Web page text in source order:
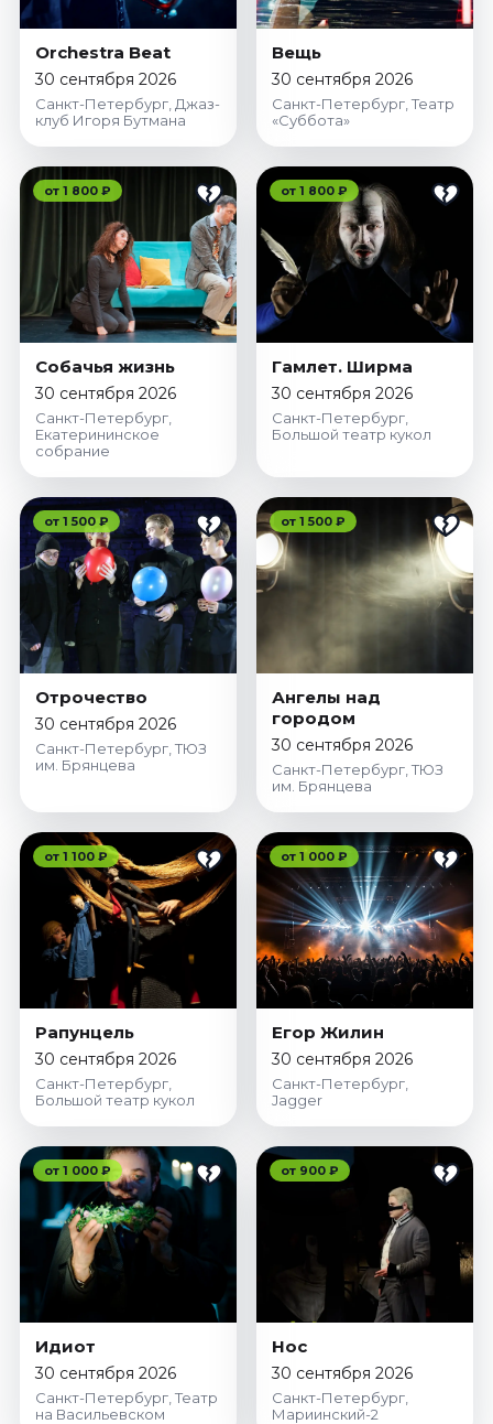
Ноябрь 2026
Спорт
Август 2026
Сентябрь 2026
Декабрь 2026
События
Август 2026
Сентябрь 2026
Октябрь 2026
Ноябрь 2026
Декабрь 2026
Январь 2027
Orchestra Beat
30 сентября 2026
Санкт-Петербург, Джаз-
клуб Игоря Бутмана
Вещь
30 сентября 2026
Санкт-Петербург, Театр
«Суббота»
от 1 800 ₽
Собачья жизнь
30 сентября 2026
Санкт-Петербург,
Екатерининское
собрание
от 1 800 ₽
Гамлет. Ширма
30 сентября 2026
Санкт-Петербург,
Большой театр кукол
от 1 500 ₽
Отрочество
30 сентября 2026
Санкт-Петербург, ТЮЗ
им. Брянцева
от 1 500 ₽
Ангелы над
городом
30 сентября 2026
Санкт-Петербург, ТЮЗ
им. Брянцева
от 1 100 ₽
Рапунцель
30 сентября 2026
Санкт-Петербург,
Большой театр кукол
от 1 000 ₽
Егор Жилин
30 сентября 2026
Санкт-Петербург,
Jagger
от 1 000 ₽
Идиот
30 сентября 2026
Санкт-Петербург, Театр
на Васильевском
от 900 ₽
Нос
30 сентября 2026
Санкт-Петербург,
Мариинский-2